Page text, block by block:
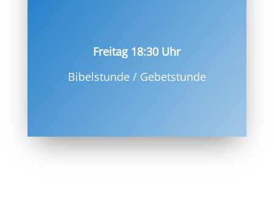
Freitag 18:30 Uhr
Bibelstunde / Gebetstunde